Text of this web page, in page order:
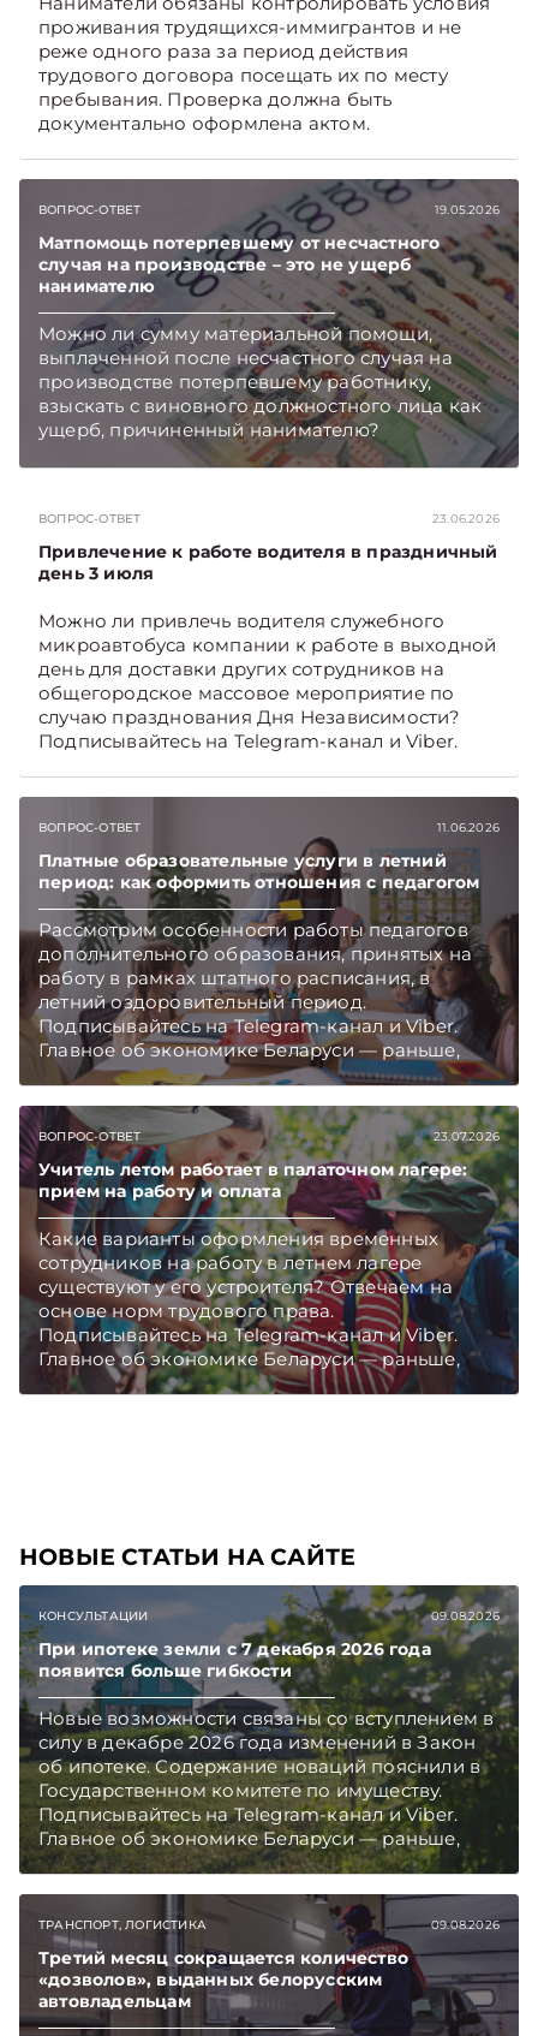
проживания трудящихся-иммигрантов и не
реже одного раза за период действия
трудового договора посещать их по месту
пребывания. Проверка должна быть
документально оформлена актом.
ВОПРОС-ОТВЕТ 19.05.2026
Матпомощь потерпевшему от несчастного
случая на производстве – это не ущерб
нанимателю
Можно ли сумму материальной помощи,
выплаченной после несчастного случая на
производстве потерпевшему работнику,
взыскать с виновного должностного лица как
ущерб, причиненный нанимателю?
Подписывайтесь на Telegram‑канал и Viber,
ВОПРОС-ОТВЕТ 23.06.2026
Привлечение к работе водителя в праздничный
день 3 июля
Можно ли привлечь водителя служебного
микроавтобуса компании к работе в выходной
день для доставки других сотрудников на
общегородское массовое мероприятие по
случаю празднования Дня Независимости?
Подписывайтесь на Telegram‑канал и Viber.
ВОПРОС-ОТВЕТ 11.06.2026
Платные образовательные услуги в летний
период: как оформить отношения с педагогом
Рассмотрим особенности работы педагогов
дополнительного образования, принятых на
работу в рамках штатного расписания, в
летний оздоровительный период.
Подписывайтесь на Telegram‑канал и Viber.
Главное об экономике Беларуси — раньше,
чем в новостях TelegramViber
ВОПРОС-ОТВЕТ 23.07.2026
Учитель летом работает в палаточном лагере:
прием на работу и оплата
Какие варианты оформления временных
сотрудников на работу в летнем лагере
существуют у его устроителя? Отвечаем на
основе норм трудового права.
Подписывайтесь на Telegram‑канал и Viber.
Главное об экономике Беларуси — раньше,
чем в новостях TelegramViber
НОВЫЕ СТАТЬИ НА САЙТЕ
КОНСУЛЬТАЦИИ 09.08.2026
При ипотеке земли с 7 декабря 2026 года
появится больше гибкости
Новые возможности связаны со вступлением в
силу в декабре 2026 года изменений в Закон
об ипотеке. Содержание новаций пояснили в
Государственном комитете по имуществу.
Подписывайтесь на Telegram‑канал и Viber.
Главное об экономике Беларуси — раньше,
чем в новостях TelegramViber
ТРАНСПОРТ, ЛОГИСТИКА 09.08.2026
Третий месяц сокращается количество
«дозволов», выданных белорусским
автовладельцам